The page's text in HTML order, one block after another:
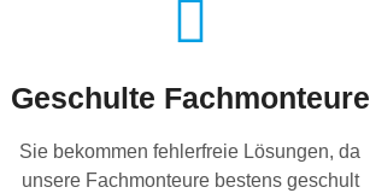
Geschulte Fachmonteure
Sie bekommen fehlerfreie Lösungen, da
unsere Fachmonteure bestens geschult